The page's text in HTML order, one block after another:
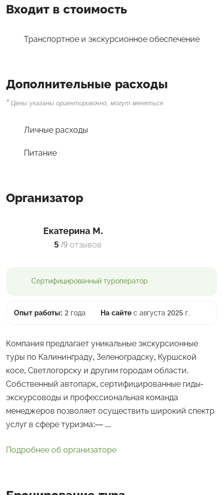
Входит в стоимость
Транспортное и экскурсионное обеспечение
Дополнительные расходы
* Цены указаны ориентировочно, могут меняться
Личные расходы
Питание
Организатор
Екатерина М.
5 /9 отзывов
Сертифицированный туроператор
Опыт работы: 2 года На сайте с августа 2025 г.
Компания предлагает уникальные экскурсионные
туры по Калининграду, Зеленоградску, Куршской
косе, Светлогорску и другим городам области.
Собственный автопарк, сертифицированные гиды-
экскурсоводы и профессиональная команда
менеджеров позволяет осуществить широкий спектр
услуг в сфере туризма:— ...
Подробнее об организаторе